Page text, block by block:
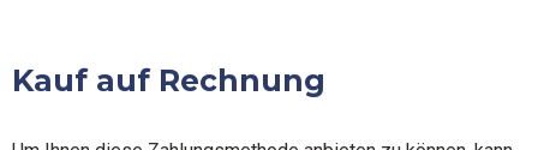
Kauf auf Rechnung